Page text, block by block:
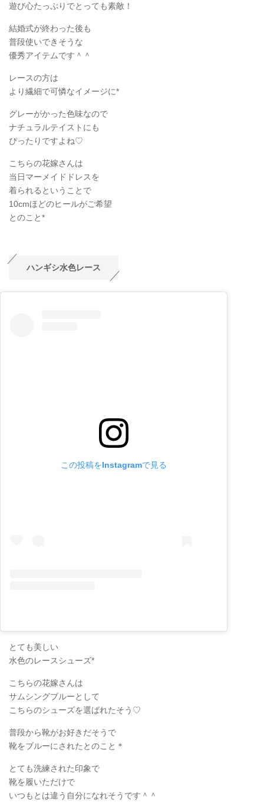
遊び心たっぷりでとっても素敵！
結婚式が終わった後も
普段使いできそうな
優秀アイテムです＾＾
レースの方は
より繊細で可憐なイメージに*
グレーがかった色味なので
ナチュラルテイストにも
ぴったりですよね♡
こちらの花嫁さんは
当日マーメイドドレスを
着られるということで
10cmほどのヒールがご希望
とのこと*
ハンギシ水色レース
この投稿をInstagramで見る
とても美しい
水色のレースシューズ*
こちらの花嫁さんは
サムシングブルーとして
こちらのシューズを選ばれたそう♡
普段から靴がお好きだそうで
靴をブルーにされたとのこと＊
とても洗練された印象で
靴を履いただけで
いつもとは違う自分になれそうです＾＾